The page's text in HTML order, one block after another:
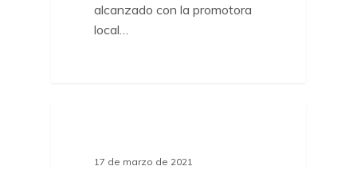
alcanzado con la promotora
local…
17 de marzo de 2021